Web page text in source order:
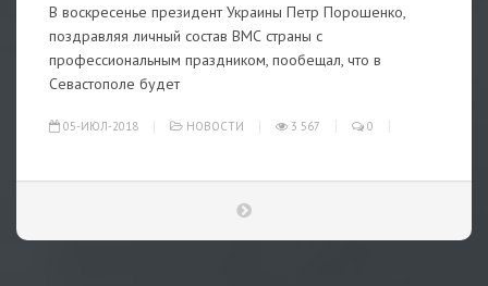
В воскресенье президент Украины Петр Порошенко,
поздравляя личный состав ВМС страны с
профессиональным праздником, пообещал, что в
Севастополе будет
05-ИЮЛ-2018 НОВОСТИ 3 567 0